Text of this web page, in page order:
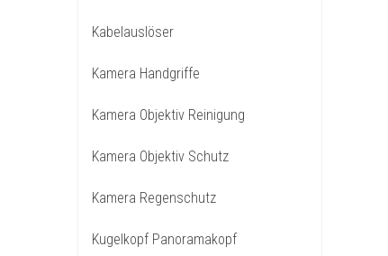
Kabelauslöser
Kamera Handgriffe
Kamera Objektiv Reinigung
Kamera Objektiv Schutz
Kamera Regenschutz
Kugelkopf Panoramakopf